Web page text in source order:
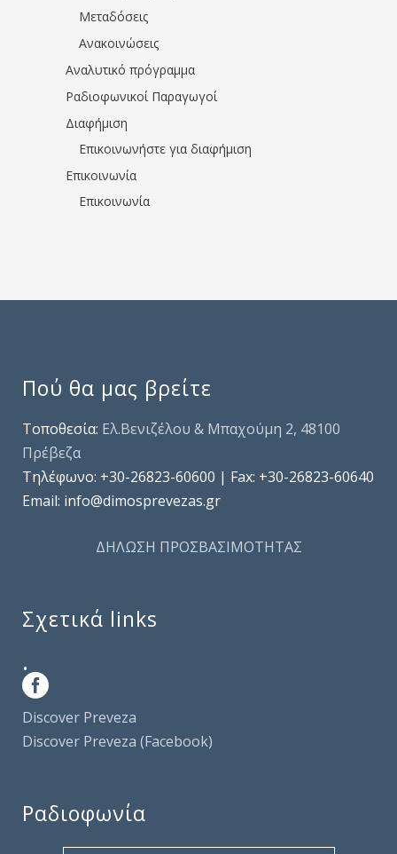
Μεταδόσεις
Ανακοινώσεις
Αναλυτικό πρόγραμμα
Ραδιοφωνικοί Παραγωγοί
Διαφήμιση
Επικοινωνήστε για διαφήμιση
Επικοινωνία
Επικοινωνία
Πού θα μας βρείτε
Τοποθεσία: Ελ.Βενιζέλου & Μπαχούμη 2, 48100
Πρέβεζα
Τηλέφωνo: +30-26823-60600 | Fax: +30-26823-60640
Email: info@dimosprevezas.gr
ΔΗΛΩΣΗ ΠΡΟΣΒΑΣΙΜΟΤΗΤΑΣ
Σχετικά links
.
Discover Preveza
Discover Preveza (Facebook)
Ραδιοφωνία